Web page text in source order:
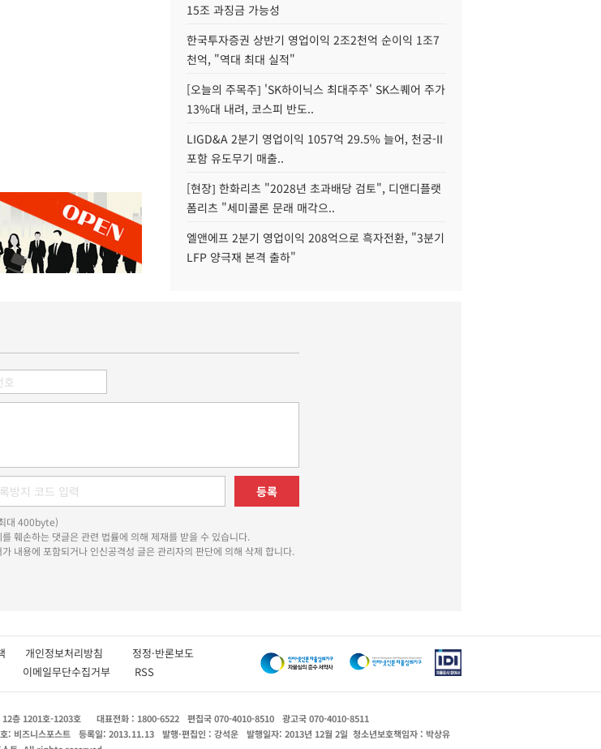
15조 과징금 가능성
한국투자증권 상반기 영업이익 2조2천억 순이익 1조7
천억, "역대 최대 실적"
[오늘의 주목주] 'SK하이닉스 최대주주' SK스퀘어 주가
13%대 내려, 코스피 반도..
LIGD&A 2분기 영업이익 1057억 29.5% 늘어, 천궁-II
포함 유도무기 매출..
[현장] 한화리츠 "2028년 초과배당 검토", 디앤디플랫
폼리츠 "세미콜론 문래 매각으..
엘앤에프 2분기 영업이익 208억으로 흑자전환, "3분기
LFP 양극재 본격 출하"
등록
대 400byte)
훼손하는 댓글은 관련 법률에 의해 제재를 받을 수 있습니다.
내용에 포함되거나 인신공격성 글은 관리자의 판단에 의해 삭제 합니다.
책 개인정보처리방침 정정·반론보도
이메일무단수집거부 RSS
12층 1201호-1203호 대표전화 : 1800-6522 편집국 070-4010-8510
광고국 070-4010-8511
: 비즈니스포스트 등록일: 2013.11.13 발행·편집인 : 강석운 발행일자: 2013년 12월 2일 청소년보호책임자 : 박상유